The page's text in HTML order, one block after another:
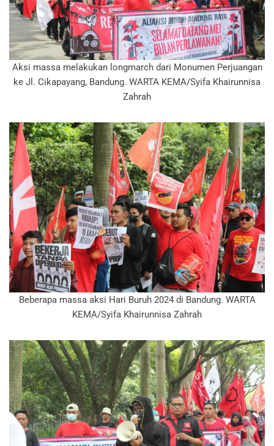
Aksi massa melakukan longmarch dari Monumen Perjuangan
ke Jl. Cikapayang, Bandung. WARTA KEMA/Syifa Khairunnisa
Zahrah
Beberapa massa aksi Hari Buruh 2024 di Bandung. WARTA
KEMA/Syifa Khairunnisa Zahrah